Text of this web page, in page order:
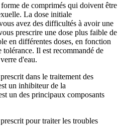
de comprimés qui doivent être
La dose initiale
avez des difficultés à avoir une
prescrire une dose plus faible de
en différentes doses, en fonction
tolérance. Il est recommandé de
d'eau.
dans le traitement des
un inhibiteur de la
un des principaux composants
pour traiter les troubles